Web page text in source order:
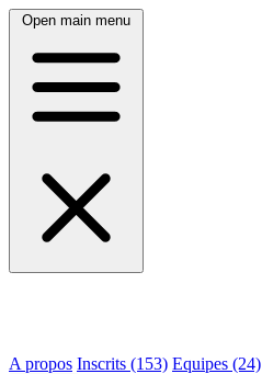
Open main menu
A propos Inscrits (153) Equipes (24)